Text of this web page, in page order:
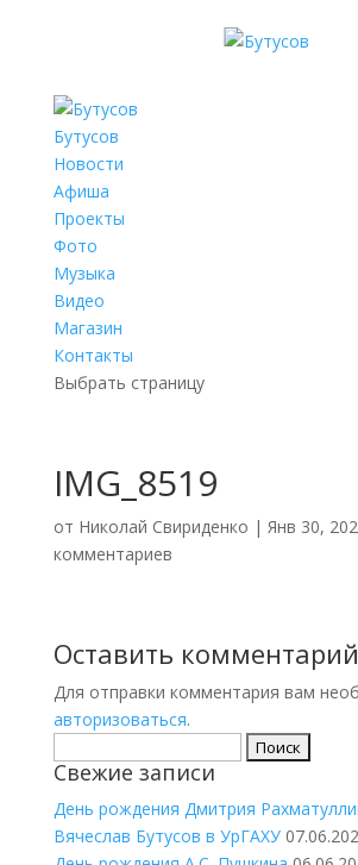
Бутусов
Новости
Афиша
Проекты
Фото
Музыка
Видео
Магазин
Контакты
Выбрать страницу
IMG_8519
от Николай Свириденко | Янв 30,
комментариев
Оставить комментарий
Для отправки комментария вам
авторизоваться.
Свежие записи
День рождения Дмитрия
Вячеслав Бутусов в УрГАХУ